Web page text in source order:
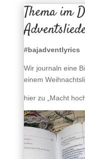
Thema im
#bajadventlyrics
Wir journaln eine
einem
hier zu „Macht